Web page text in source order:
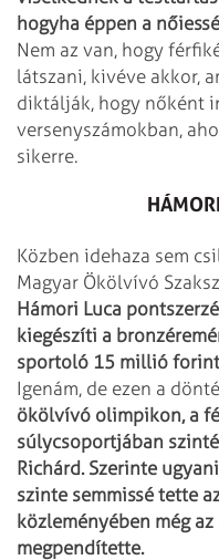
hogyha éppen a
Nem az van, hogy
látszani, kivéve akkor,
diktálják, hogy nőként
versenyszámokban,
sikerre.
Közben idehaza sem
Magyar Ökölvívó
Hámori Luca
kiegészíti a
sportoló 15 millió
Igenám, de ezen a
ökölvívó olimpikon, a
súlycsoportjában
Richárd. Szerinte
szinte semmissé tette
közleményében még
megpendítette.